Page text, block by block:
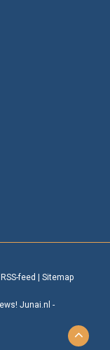
RSS-feed Sitemap
Junai.nl -